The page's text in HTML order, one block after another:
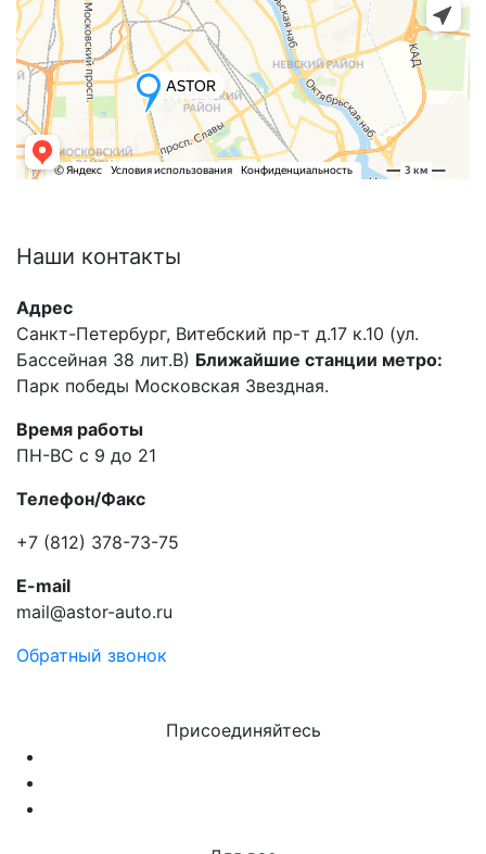
Наши контакты
Адрес
Санкт-Петербург, Витебский пр-т д.17 к.10 (ул.
Бассейная 38 лит.В) Ближайшие станции метро:
Парк победы Московская Звездная.
Время работы
ПН-ВС с 9 до 21
Телефон/Факс
+7 (812) 378-73-75
E-mail
mail@astor-auto.ru
Обратный звонок
Присоединяйтесь